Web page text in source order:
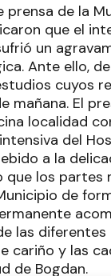
prensa de la
que el
un
Ante ello,
cuyos
mañana. El
localidad
del
a la
que los partes
de
las diferentes
cariño y las
de Bogdan.